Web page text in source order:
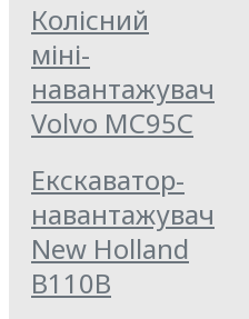
Колісний
міні-
навантажувач
Volvo MC95C
Екскаватор-
навантажувач
New Holland
B110B